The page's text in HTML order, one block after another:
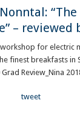
– reviewed
workshop for electric
finest breakfasts in
Review_Nina
tweet